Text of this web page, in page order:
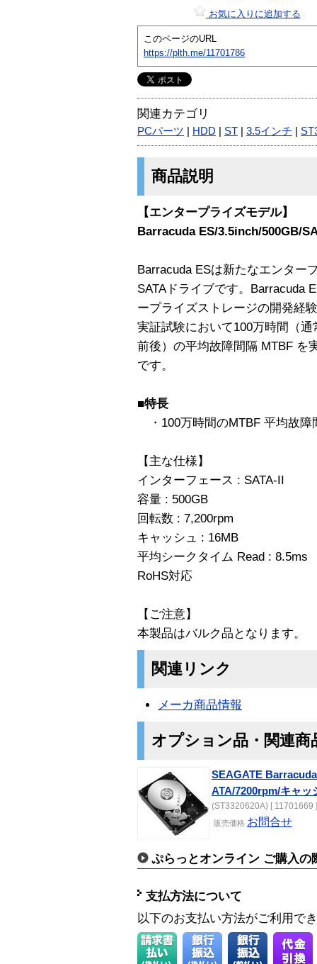
お気に入りに追加する
このページのURL
https://plth.me/11701786
関連カテゴリ
PCパーツ HDD ST 3.5インチ
商品説明
【エンタープライズモデル】
Barracuda ES/3.5inch/500GB/
Barracuda ESは新たなエンター
SATAドライブです。Barracuda
ープライズストレージの開発経
実証試験において100万時間（
前後）の平均故障間隔 MTBF を
です。
■特長
・100万時間のMTBF 平均故障
【主な仕様】
インターフェース : SATA-II
容量 : 500GB
回転数 : 7,200rpm
キャッシュ : 16MB
平均シークタイム Read : 8.5ms
RoHS対応
【ご注意】
本製品はバルク品となります。
関連リンク
メーカ商品情報
オプション品・関連商
SEAGATE
ATA/7200rpm/キャッ
(ST3320620A) [ 11701669 ]
販売価格 お問合せ
ぷらっとオンライン ご購入の
支払方法について
以下のお支払い方法がご利用で